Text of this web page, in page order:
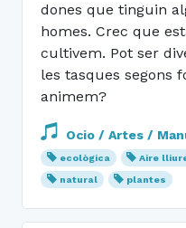
dones que tinguin
homes. Crec que
cultivem. Pot ser
les tasques segons
animem?
Ocio / Artes /
ecològica Aire
natural
plantes